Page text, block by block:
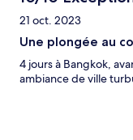
21 oct. 2023
Une plongée au
4 jours à Bangkok,
ambiance de ville